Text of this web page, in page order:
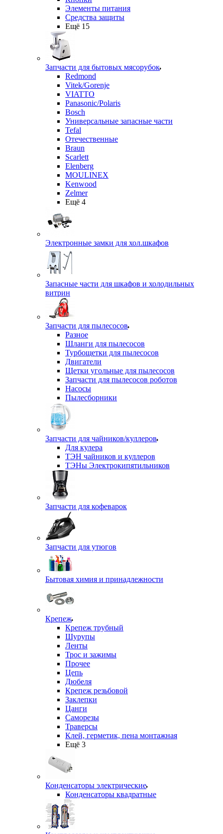
Элементы питания
Средства защиты
Ещё 15
Запчасти для бытовых мясорубок
Redmond
Vitek/Gorenje
VIATTO
Panasonic/Polaris
Bosch
Универсальные запасные части
Tefal
Отечественные
Braun
Scarlett
Elenberg
MOULINEX
Kenwood
Zelmer
Ещё 4
Электронные замки для хол.шкафов
Запасные части для шкафов и холодильных
витрин
Запчасти для пылесосов
Разное
Шланги для пылесосов
Турбощетки для пылесосов
Двигатели
Щетки угольные для пылесосов
Запчасти для пылесосов роботов
Насосы
Пылесборники
Запчасти для чайников/куллеров
Для кулера
ТЭН чайников и куллеров
ТЭНы Электрокипятильников
Запчасти для кофеварок
Запчасти для утюгов
Бытовая химия и принадлежности
Крепеж
Крепеж трубный
Шурупы
Ленты
Трос и зажимы
Прочее
Цепь
Дюбеля
Крепеж резьбовой
Заклепки
Цанги
Саморезы
Траверсы
Клей, герметик, пена монтажная
Ещё 3
Конденсаторы электрические
Конденсаторы квадратные